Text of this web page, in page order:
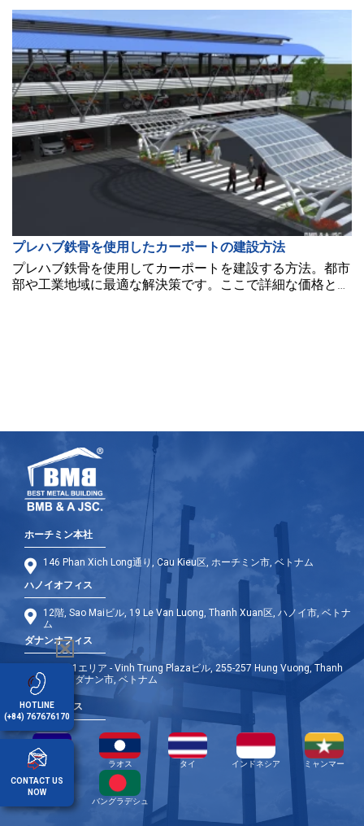
プレハブ鉄骨を使用したカーポートの建設方法
プレハブ鉄骨を使用してカーポートを建設する方法。都市
部や工業地域に最適な解決策です。ここで詳細な価格と建
ホーチミン本社
146 Phan Xich Long通り, Cau Kieu区, ホーチミン市, ベトナム
ハノイオフィス
12階, Sao Maiビル, 19 Le Van Luong, Thanh Xuan区, ハノイ市, ベトナ
ム
ダナンオフィス
9階 - A1エリア - Vinh Trung Plazaビル, 255-257 Hung Vuong, Thanh
Khe区, ダナン市, ベトナム
海外オフィス
カンボジア ラオス タイ インドネシア ミャンマー
バングラデシュ
HOTLINE
(+84) 767676170
CONTACT US
NOW